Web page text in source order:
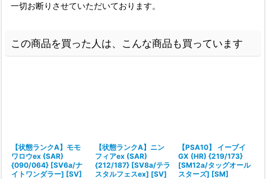
一切お断りさせていただいております。
この商品を買った人は、こんな商品も買っています
【状態ランクA】モモ
ワロウex (SAR)
{090/064} [SV6a/ナ
イトワンダラー] [SV]
【状態ランクA】ニン
フィアex (SAR)
{212/187} [SV8a/テラ
スタルフェスex] [SV]
【PSA10】 イーブイ
GX (HR) {219/173}
[SM12a/タッグオール
スターズ] [SM]